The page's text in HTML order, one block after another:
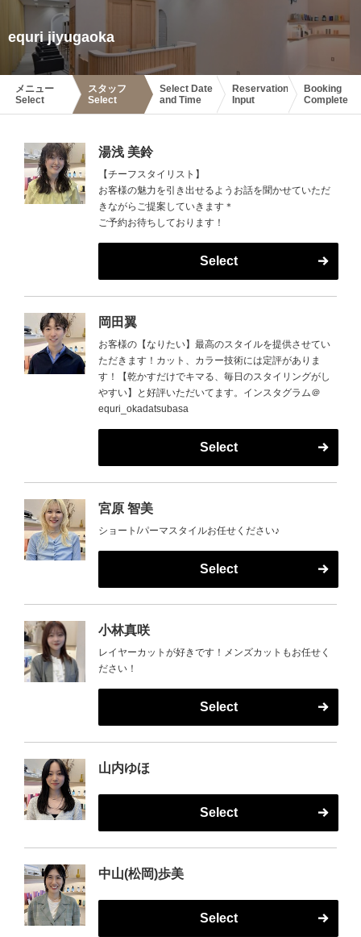
equri jiyugaoka
メニュー
Select
スタッフ
Select
Select Date
and Time
Reservation
Input
Booking
Complete
湯浅 美鈴
【チーフスタイリスト】
お客様の魅力を引き出せるようお話を聞かせていただ
きながらご提案していきます＊
ご予約お待ちしております！
Select
岡田翼
お客様の【なりたい】最高のスタイルを提供させてい
ただきます！カット、カラー技術には定評がありま
す！【乾かすだけでキマる、毎日のスタイリングがし
やすい】と好評いただいてます。インスタグラム＠
equri_okadatsubasa
Select
宮原 智美
ショート/パーマスタイルお任せください♪
Select
小林真咲
レイヤーカットが好きです！メンズカットもお任せく
ださい！
Select
山内ゆほ
Select
中山(松岡)歩美
Select